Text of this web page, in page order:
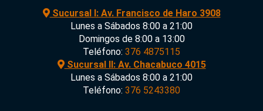
Sucursal I: Av. Francisco de Haro 3908
Lunes a Sábados 8:00 a 21:00
Domingos de 8:00 a 13:00
Teléfono: 376 4875115
Sucursal II: Av. Chacabuco 4015
Lunes a Sábados 8:00 a 21:00
Teléfono: 376 5243380